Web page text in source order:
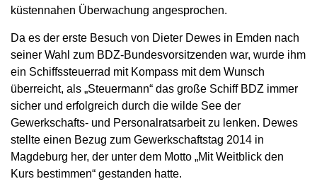
küstennahen Überwachung angesprochen.
Da es der erste Besuch von Dieter Dewes in Emden nach
seiner Wahl zum BDZ-Bundesvorsitzenden war, wurde ihm
ein Schiffssteuerrad mit Kompass mit dem Wunsch
überreicht, als „Steuermann“ das große Schiff BDZ immer
sicher und erfolgreich durch die wilde See der
Gewerkschafts- und Personalratsarbeit zu lenken. Dewes
stellte einen Bezug zum Gewerkschaftstag 2014 in
Magdeburg her, der unter dem Motto „Mit Weitblick den
Kurs bestimmen“ gestanden hatte.